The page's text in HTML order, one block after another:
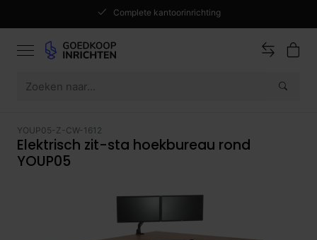
Complete kantoorinrichting
YOUP05-Z-CW-1612
Elektrisch zit-sta hoekbureau rond
YOUP05